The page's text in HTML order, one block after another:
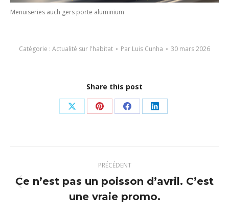
Menuiseries auch gers porte aluminium
Catégorie : Actualité sur l'habitat Par Luis Cunha 30 mars 2026
Share this post
Partager
X
Partager
Pinterest
Partager
Facebook
Partager
LinkedIn
article
PRÉCÉDENT
Article
précédent
Ce n’est pas un poisson d’avril. C’est
une vraie promo.